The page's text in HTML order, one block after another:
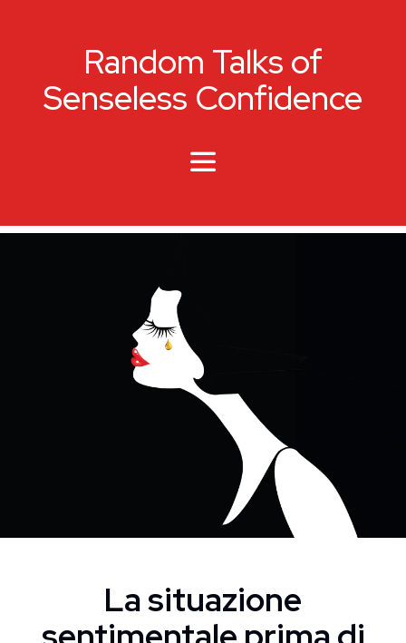
Random Talks of
Senseless Confidence
La situazione